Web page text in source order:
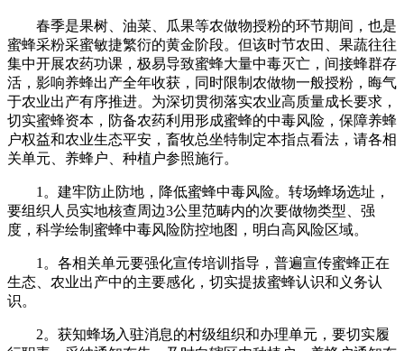
春季是果树、油菜、瓜果等农做物授粉的环节期间，也是
蜜蜂采粉采蜜敏捷繁衍的黄金阶段。但该时节农田、果蔬往往
集中开展农药功课，极易导致蜜蜂大量中毒灭亡，间接蜂群存
活，影响养蜂出产全年收获，同时限制农做物一般授粉，晦气
于农业出产有序推进。为深切贯彻落实农业高质量成长要求，
切实蜜蜂资本，防备农药利用形成蜜蜂的中毒风险，保障养蜂
户权益和农业生态平安，畜牧总坐特制定本指点看法，请各相
关单元、养蜂户、种植户参照施行。
1。建牢防止防地，降低蜜蜂中毒风险。转场蜂场选址，
要组织人员实地核查周边3公里范畴内的次要做物类型、强
度，科学绘制蜜蜂中毒风险防控地图，明白高风险区域。
1。各相关单元要强化宣传培训指导，普遍宣传蜜蜂正在
生态、农业出产中的主要感化，切实提拔蜜蜂认识和义务认
识。
2。获知蜂场入驻消息的村级组织和办理单元，要切实履